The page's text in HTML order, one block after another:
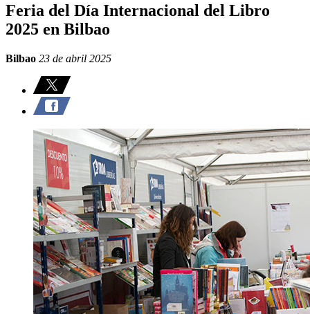
Feria del Día Internacional del Libro
2025 en Bilbao
Bilbao 23 de abril 2025